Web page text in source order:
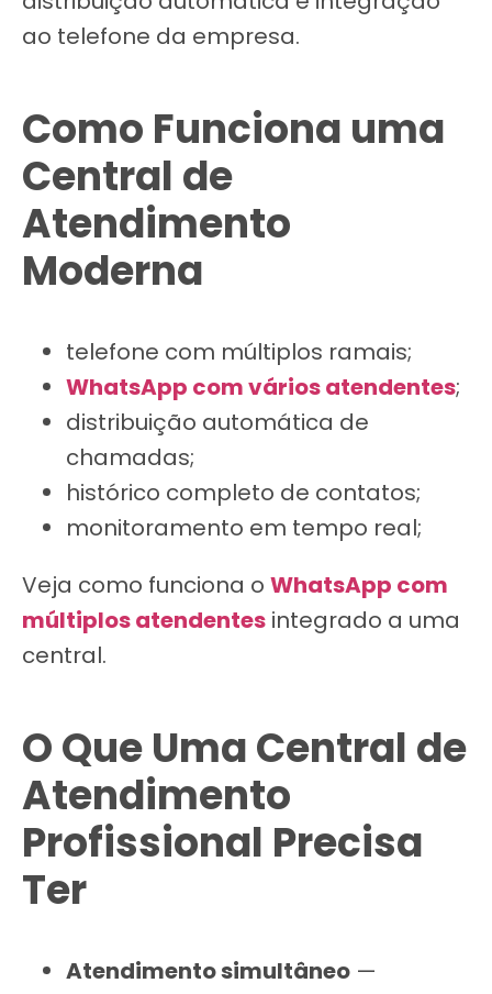
ao telefone da empresa.
Como Funciona uma
Central de
Atendimento
Moderna
telefone com múltiplos ramais;
WhatsApp com vários atendentes;
distribuição automática de
chamadas;
histórico completo de contatos;
monitoramento em tempo real;
Veja como funciona o WhatsApp com
múltiplos atendentes integrado a uma
central.
O Que Uma Central de
Atendimento
Profissional Precisa
Ter
Atendimento simultâneo —